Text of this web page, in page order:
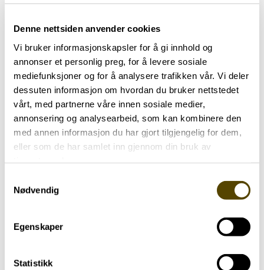
Denne nettsiden anvender cookies
Vi bruker informasjonskapsler for å gi innhold og
annonser et personlig preg, for å levere sosiale
mediefunksjoner og for å analysere trafikken vår. Vi deler
dessuten informasjon om hvordan du bruker nettstedet
vårt, med partnerne våre innen sosiale medier,
annonsering og analysearbeid, som kan kombinere den
med annen informasjon du har gjort tilgjengelig for dem,
eller som de har samlet inn gjennom din bruk av
Nødvendig
Egenskaper
Statistikk
Lignende aktueltsaker
Aktuelt
Arendalsuka 2026